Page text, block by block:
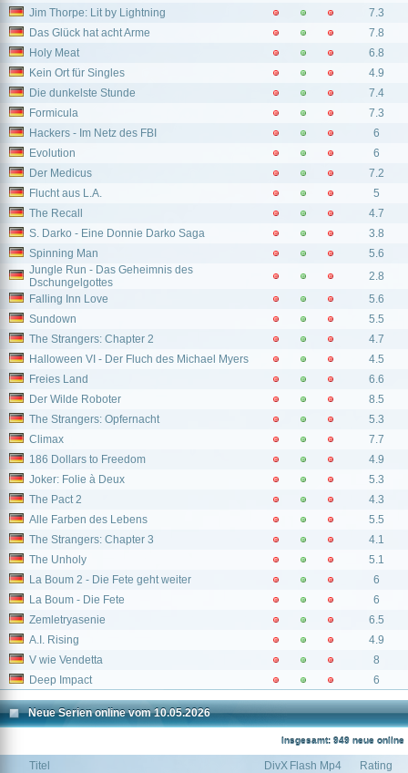
Jim Thorpe: Lit by Lightning
7.3
Das Glück hat acht Arme
7.8
Holy Meat
6.8
Kein Ort für Singles
4.9
Die dunkelste Stunde
7.4
Formicula
7.3
Hackers - Im Netz des FBI
6
Evolution
6
Der Medicus
7.2
Flucht aus L.A.
5
The Recall
4.7
S. Darko - Eine Donnie Darko Saga
3.8
Spinning Man
5.6
Jungle Run - Das Geheimnis des
Dschungelgottes
2.8
Falling Inn Love
5.6
Sundown
5.5
The Strangers: Chapter 2
4.7
Halloween VI - Der Fluch des Michael Myers
4.5
Freies Land
6.6
Der Wilde Roboter
8.5
The Strangers: Opfernacht
5.3
Climax
7.7
186 Dollars to Freedom
4.9
Joker: Folie à Deux
5.3
The Pact 2
4.3
Alle Farben des Lebens
5.5
The Strangers: Chapter 3
4.1
The Unholy
5.1
La Boum 2 - Die Fete geht weiter
6
La Boum - Die Fete
6
Zemletryasenie
6.5
A.I. Rising
4.9
V wie Vendetta
8
Deep Impact
6
Neue Serien online vom 10.05.2026
Insgesamt: 949 neue online
Titel DivX Flash Mp4
Rating